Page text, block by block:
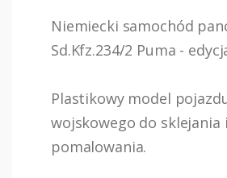
Niemiecki samochód
Sd.Kfz.234/2 Puma -
Plastikowy model
wojskowego do sklejania i
pomalowania.